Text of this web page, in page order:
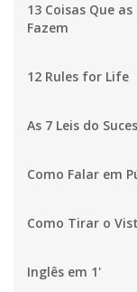
13 Coisas Que
Fazem
12 Rules for Life
As 7 Leis do
Como Falar em
Como Tirar o
Inglês em 1'